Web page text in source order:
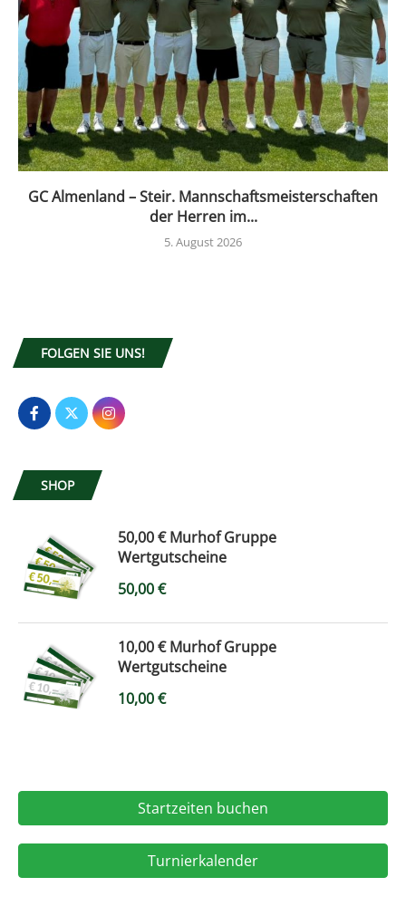
GC Almenland – Steir. Mannschaftsmeisterschaften
der Herren im...
5. August 2026
FOLGEN SIE UNS!
SHOP
50,00 € Murhof Gruppe
Wertgutscheine
50,00€
10,00 € Murhof Gruppe
Wertgutscheine
10,00€
Startzeiten buchen
Turnierkalender